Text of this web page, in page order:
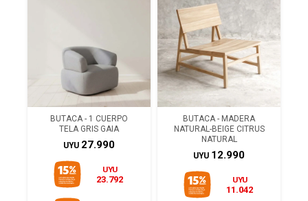
BUTACA - 1 CUERPO
TELA GRIS GAIA
UYU 27.990
UYU
23.792
BUTACA - MADERA
NATURAL-BEIGE CITRUS
NATURAL
UYU 12.990
UYU
11.042